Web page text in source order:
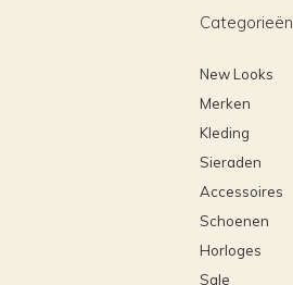
Categorieën
New Looks
Merken
Kleding
Sieraden
Accessoires
Schoenen
Horloges
Sale